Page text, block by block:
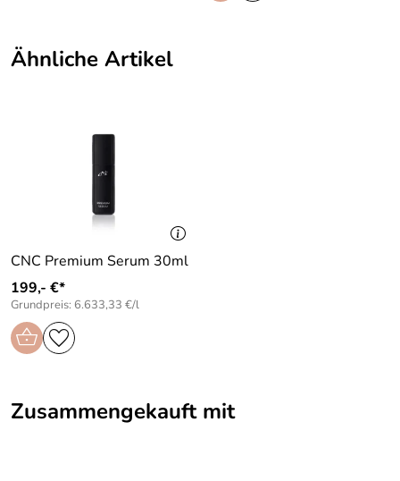
Hersteller: CNC cosmetic GmbH, Bruchstücker 9, 76661
Philippsburg, https://cnc-cosmetic.de
Ähnliche Artikel
CNC Premium Serum 30ml
199,- €*
Grundpreis: 6.633,33 €/l
Zusammengekauft mit